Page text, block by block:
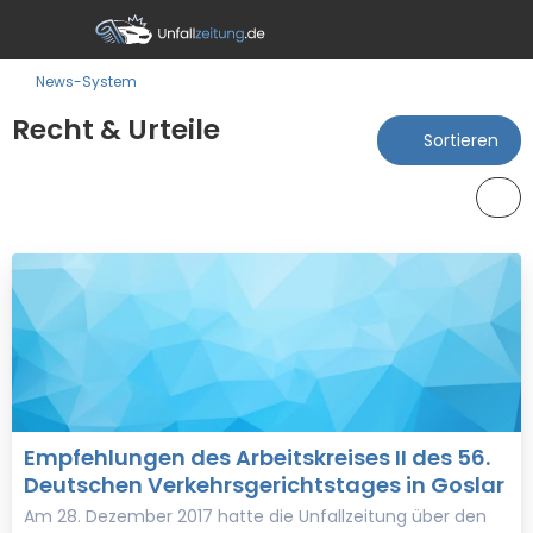
News-System
Recht & Urteile Sortieren
Empfehlungen des Arbeitskreises II des 56.
Deutschen Verkehrsgerichtstages in Goslar
Am 28. Dezember 2017 hatte die Unfallzeitung über den